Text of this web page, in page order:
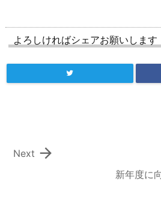
よろしければシェアお願いします
新年度に

Next